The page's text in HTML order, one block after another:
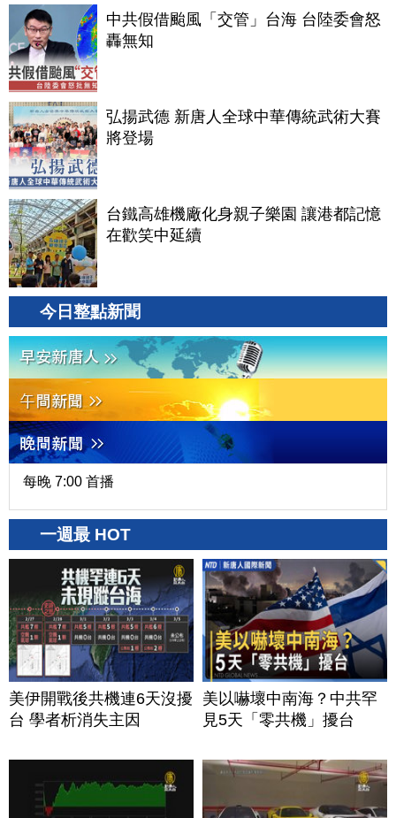
中共假借颱風「交管」台海 台陸委會怒
轟無知
弘揚武德 新唐人全球中華傳統武術大賽
將登場
台鐵高雄機廠化身親子樂園 讓港都記憶
在歡笑中延續
今日整點新聞
每晚 7:00 首播
一週最 HOT
美伊開戰後共機連6天沒擾
台 學者析消失主因
美以嚇壞中南海？中共罕
見5天「零共機」擾台